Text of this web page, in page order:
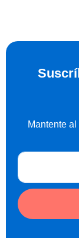
Mantente